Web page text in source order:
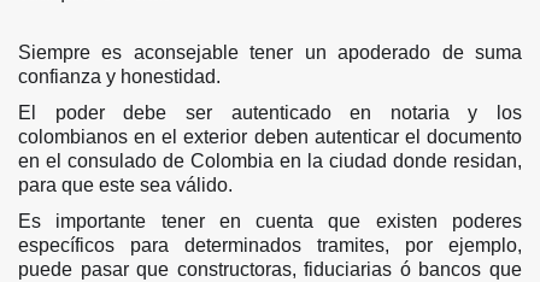
Siempre es aconsejable tener un apoderado de suma
confianza y honestidad.
El poder debe ser autenticado en notaria y los
colombianos en el exterior deben autenticar el documento
en el consulado de Colombia en la ciudad donde residan,
para que este sea válido.
Es importante tener en cuenta que existen poderes
específicos para determinados tramites, por ejemplo,
puede pasar que constructoras, fiduciarias ó bancos que